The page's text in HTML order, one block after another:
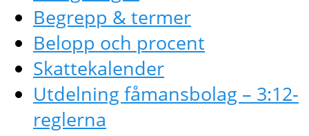
Begrepp & termer
Belopp och procent
Skattekalender
Utdelning fåmansbolag – 3:12-
reglerna